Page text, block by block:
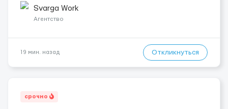
час брутто 🏠 Жильё: предоставляется БЕСПЛАТНО 📞
Контакт: +3725672...
Svarga Work
Агентство
19 мин. назад Откликнуться
срочно